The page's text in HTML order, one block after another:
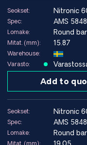
parannettu kulumis- ja
Seos:
Fe-Cr-Ni-Mn-Si
Rakenne:
Austeniittinen
Nimikkeet:
Nitronic
Standardit:
AMS
Poikkeuksellinen
kulumiselle
Korkeampi
Hyvä
Korkea lujuus
Seokset: nitronic
Spec: AMS 5848
Lomake: Round bar
Mitat. (mm): 15.87
Warehouse:
Varasto:
Add to
Seokset: nitronic
Spec: AMS 5848
Lomake: Round bar
Mitat. (mm):